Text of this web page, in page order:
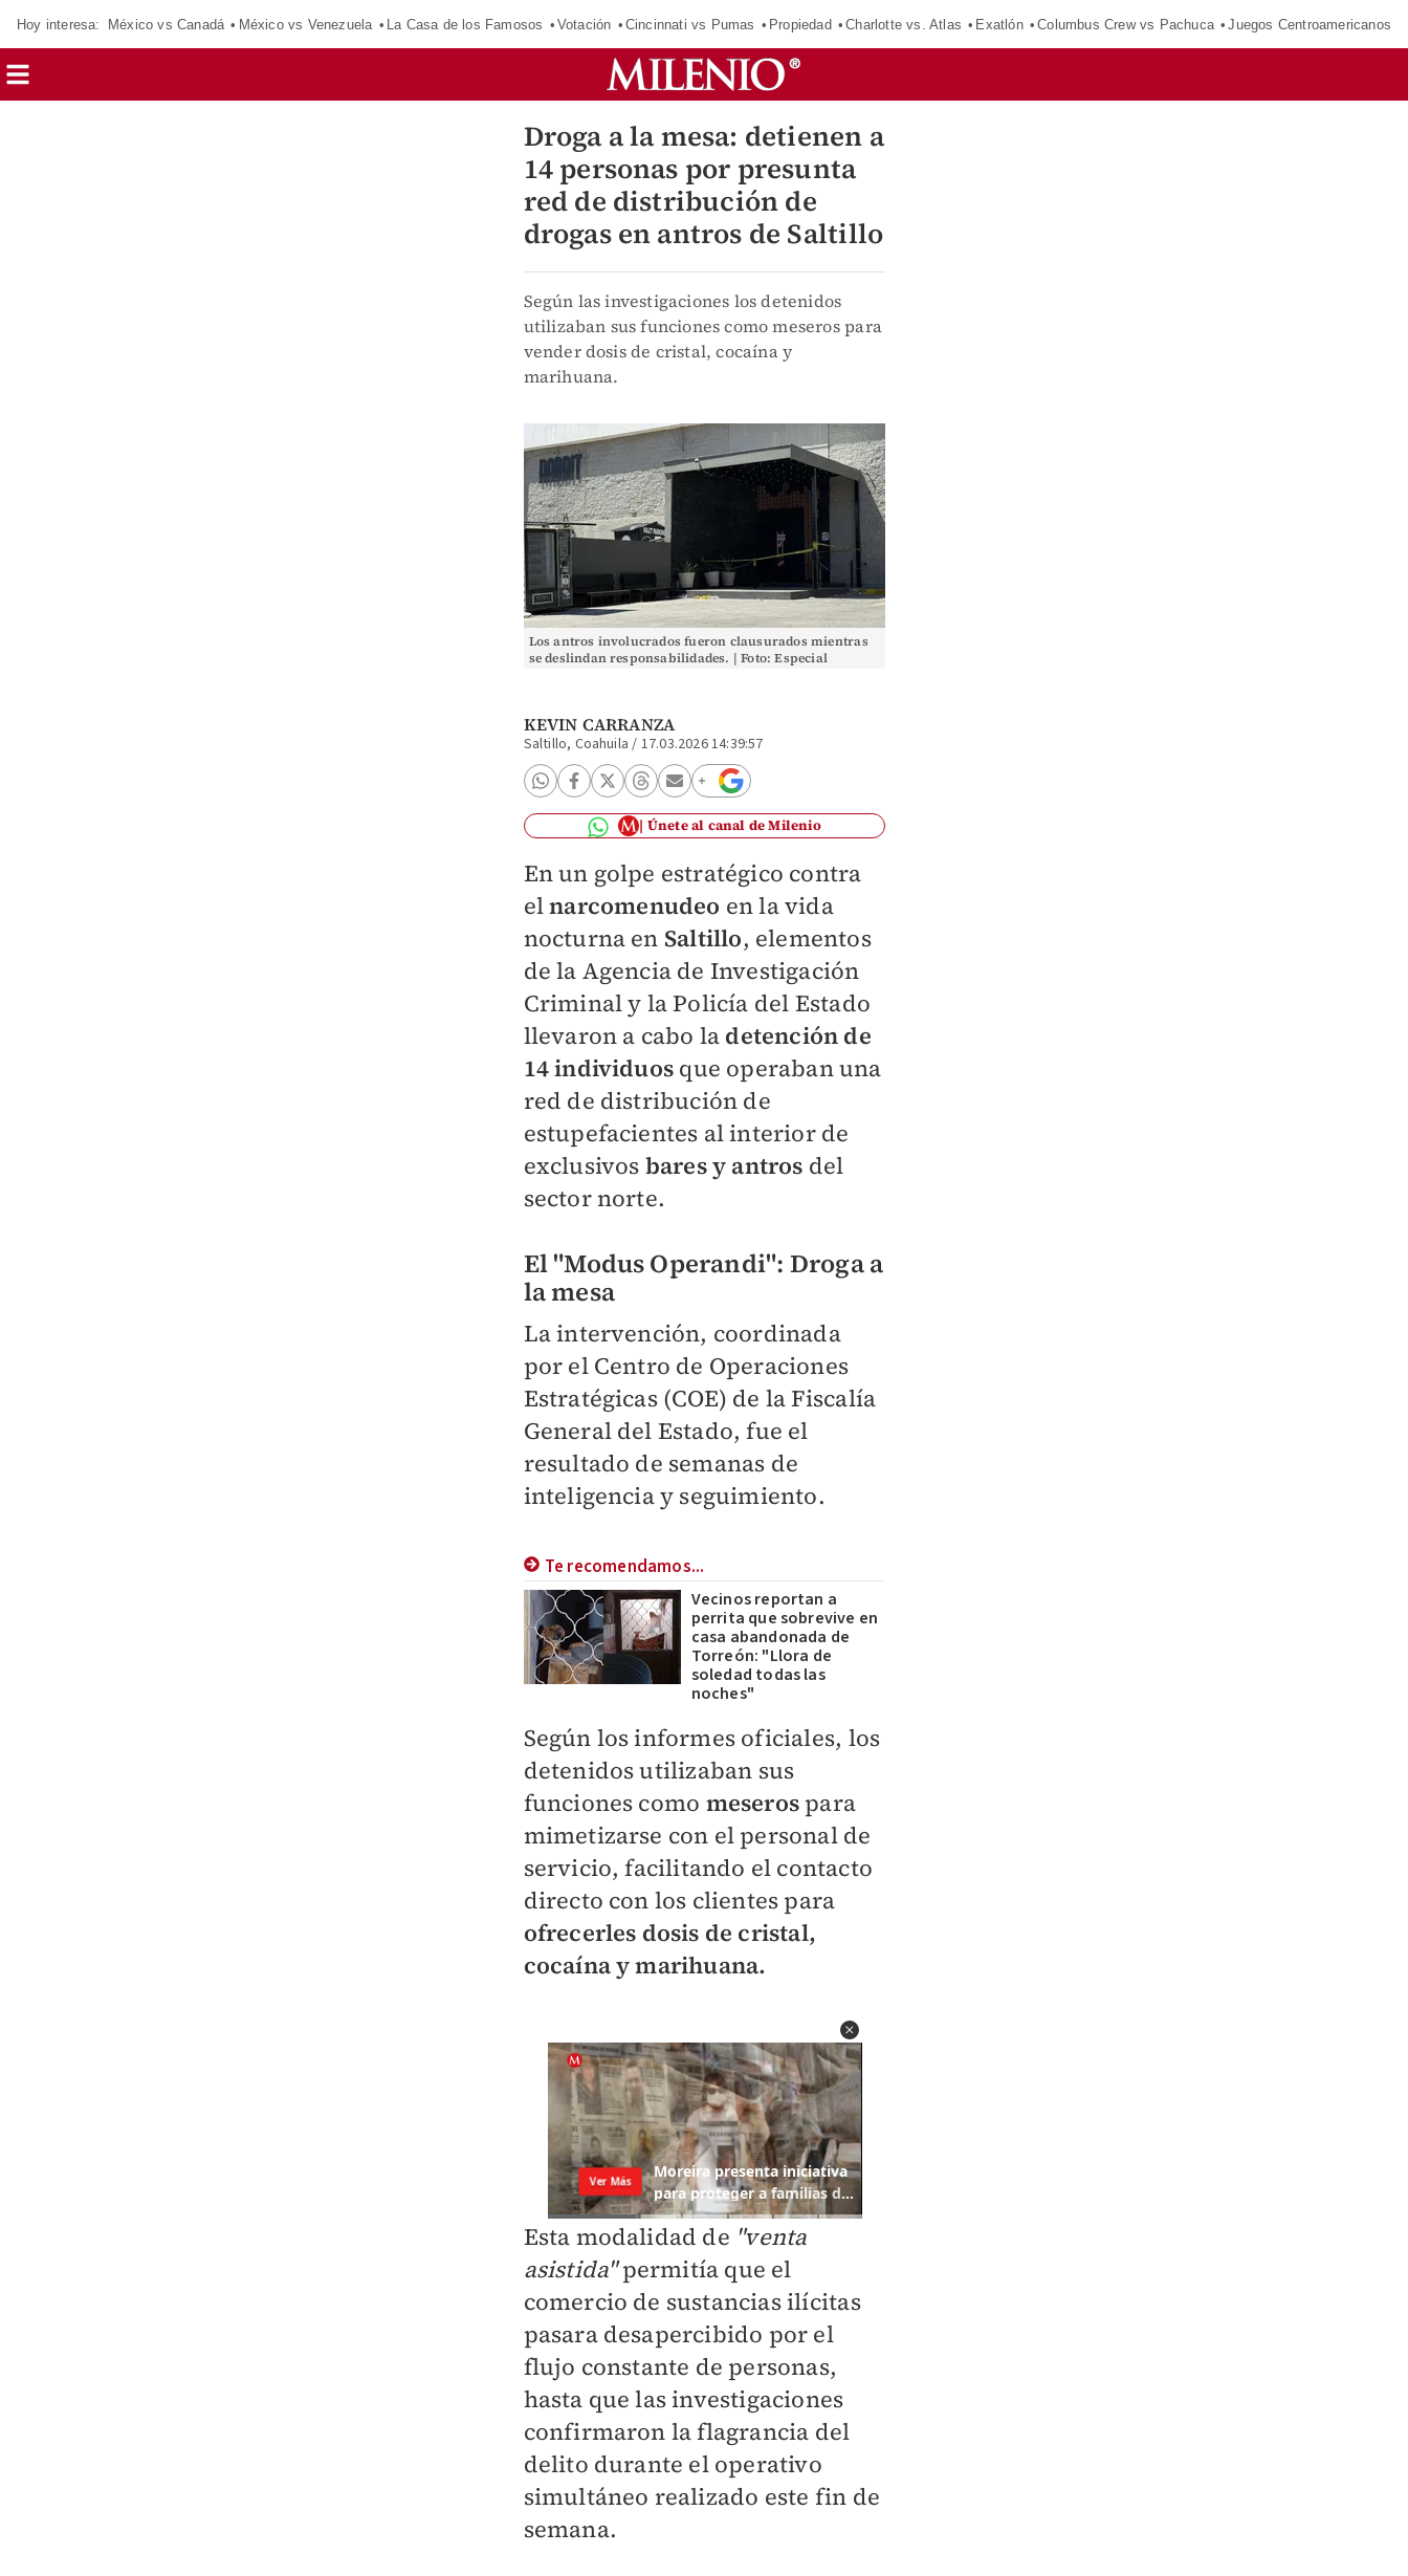
Hoy interesa: México vs Canadá México vs Venezuela La Casa de los Famosos Votación Cincinnati vs Pumas Propiedad Charlotte vs. Atlas Exatlón Columbus Crew vs Pachuca Juegos Centroamericanos
Droga a la mesa: detienen a
14 personas por presunta
red de distribución de
drogas en antros de Saltillo
Según las investigaciones los detenidos
utilizaban sus funciones como meseros para
vender dosis de cristal, cocaína y
marihuana.
Los antros involucrados fueron clausurados mientras
se deslindan responsabilidades. | Foto: Especial
KEVIN CARRANZA
Saltillo, Coahuila / 17.03.2026 14:39:57
Únete al canal de Milenio
En un golpe estratégico contra
elnarcomenudeo en la vida
nocturna en Saltillo, elementos
de la Agencia de Investigación
Criminal y la Policía del Estado
llevaron a cabo la detención de
14 individuos que operaban una
red de distribución de
estupefacientes al interior de
exclusivos bares y antros del
sector norte.
El "Modus Operandi": Droga a
la mesa
La intervención, coordinada
por el Centro de Operaciones
Estratégicas (COE) de la Fiscalía
General del Estado, fue el
resultado de semanas de
inteligencia y seguimiento.
Te recomendamos...
Vecinos reportan a
perrita que sobrevive en
casa abandonada de
Torreón: "Llora de
soledad todas las
noches"
Según los informes oficiales, los
detenidos utilizaban sus
funciones como meserospara
mimetizarse con el personal de
servicio, facilitando el contacto
directo con los clientes para
ofrecerles dosis de cristal,
cocaína y marihuana.
Esta modalidad de "venta
asistida"permitía que el
comercio de sustancias ilícitas
pasara desapercibido por el
flujo constante de personas,
hasta que las investigaciones
confirmaron la flagrancia del
delito durante el operativo
simultáneo realizado este fin de
semana.